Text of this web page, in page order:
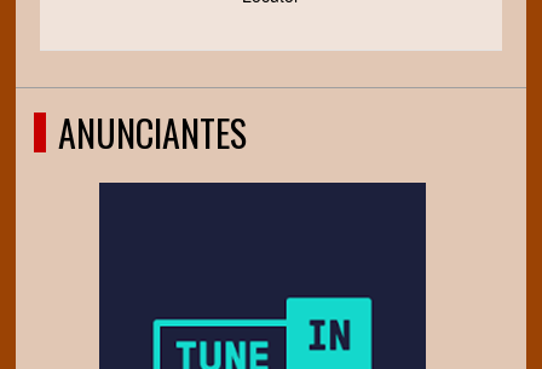
ANUNCIANTES